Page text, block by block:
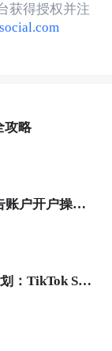
获得授权并注
攻略
飞书逸途TikTok广告账户开户操作流程
TikTok Shop 领飞计划：TikTok Shop新商实操爆单营